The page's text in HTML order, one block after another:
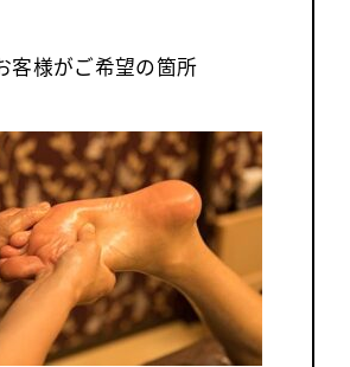
客様がご希望の箇所